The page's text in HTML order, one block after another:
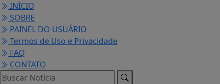
INÍCIO
SOBRE
PAINEL DO USUÁRIO
Termos de Uso e Privacidade
FAQ
CONTATO